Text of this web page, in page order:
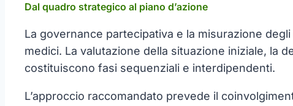
Dal quadro strategico al piano d’azione
La governance partecipativa e la misurazione
medici. La valutazione della situazione iniziale, la
costituiscono fasi sequenziali e interdipendenti.
L’approccio raccomandato prevede il